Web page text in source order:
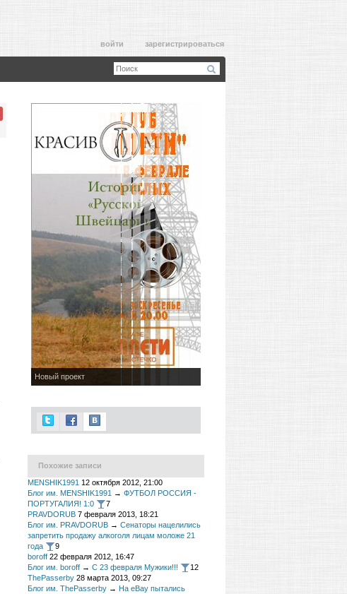
войти зарегистрироваться
Новый проект
Похожие записи
MENSHIK1991 12 октября 2012, 21:00
Блог им. MENSHIK1991 → ФУТБОЛ РОССИЯ -
ПОРТУГАЛИЯ! 1:0
7
PRAVDORUB 7 февраля 2013, 18:21
Блог им. PRAVDORUB → Сенаторы нацелились
запретить продажу алкоголя лицам моложе 21
года
9
boroff 22 февраля 2012, 16:47
Блог им. boroff → С 23 февраля Мужики!!!
12
ThePasserby 28 марта 2013, 09:27
Блог им. ThePasserby → На eBay пытались